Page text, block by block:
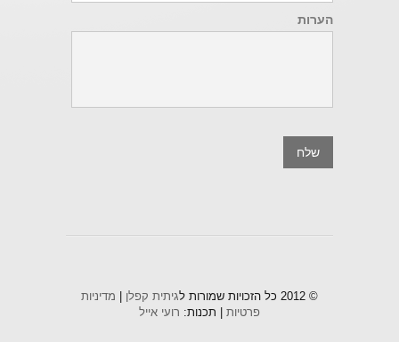
הערות
© 2012 כל הזכויות שמורות ל גיתית קפלן
מדיניות
פרטיות | תכנות: רועי אייל